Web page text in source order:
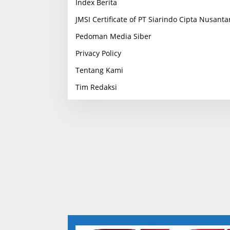
Index Berita
JMSI Certificate of PT Siarindo Cipta
Pedoman Media Siber
Privacy Policy
Tentang Kami
Tim Redaksi